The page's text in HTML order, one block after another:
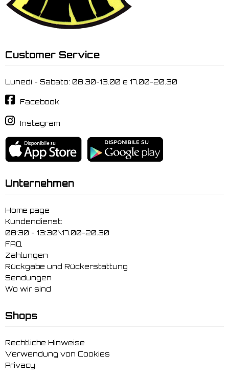
Customer Service
Lunedi - Sabato: 08.30-13.00 e 17.00-20.30
Facebook
Instagram
Unternehmen
Home page
Kundendienst:
08:30 - 13:30\17.00-20.30
FAQ
Zahlungen
Rückgabe und Rückerstattung
Sendungen
Wo wir sind
Shops
Rechtliche Hinweise
Verwendung von Cookies
Privacy